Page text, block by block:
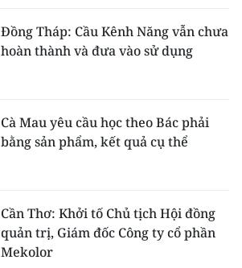
Đồng Tháp: Cầu Kênh Năng vẫn chưa
hoàn thành và đưa vào sử dụng
Cà Mau yêu cầu học theo Bác phải
bằng sản phẩm, kết quả cụ thể
Cần Thơ: Khởi tố Chủ tịch Hội đồng
quản trị, Giám đốc Công ty cổ phần
Mekolor